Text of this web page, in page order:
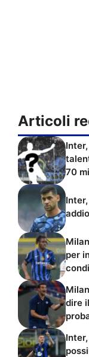
Articoli
70
per
dire